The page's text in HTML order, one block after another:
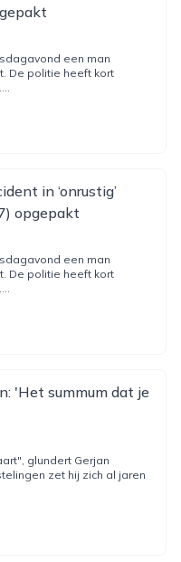
een man
De politie heeft kort
in ‘onrustig’
opgepakt
een man
De politie heeft kort
'Het summum dat je
glundert Gerjan
zet hij zich al jaren